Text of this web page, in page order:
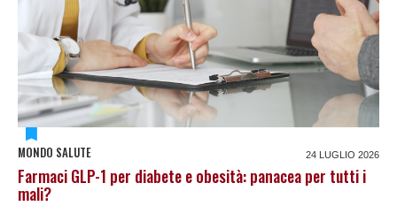
MONDO SALUTE 24 LUGLIO 2026
Farmaci GLP-1 per diabete e obesità: panacea per tutti i
mali?